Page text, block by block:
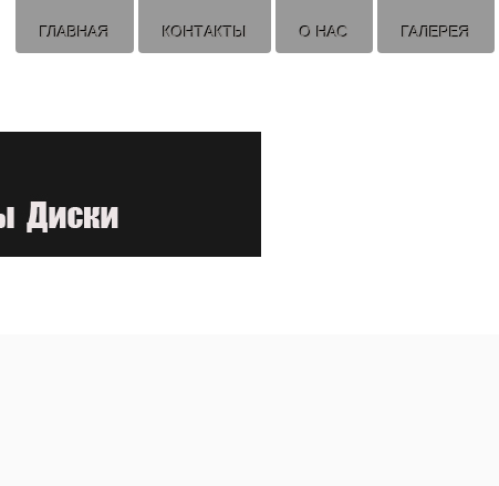
ГЛАВНАЯ КОНТАКТЫ О НАС ГАЛЕРЕЯ